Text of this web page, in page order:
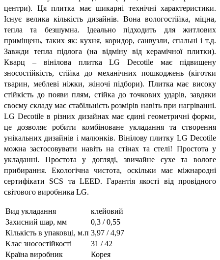
центри). Ця плитка має шикарні технічні характеристики.
Існує велика кількість дизайнів. Вона вологостійка, міцна,
тепла та безшумна. Ідеально підходить для житлових
приміщень, такихяк: кухня, коридор, санвузли, спальні і т.д.
Завжди тепла підлога (на відміну від керамічної плитки).
Кварц – вінілова плитка LG Decotile має підвищену
зносостійкість,стійка до механічних пошкоджень (кіготки
тварин, меблеві ніжки, жіночіпідбори). Плитка має високу
стійкість до появи плям, стійка до точкових ударів, завдяки
своєму складу має стабільність розмірів навіть при нагріванні.
LG Decotile в різних дизайнах має єдині геометричні форми,
це дозволяє робити комбіноване укладання та створення
унікальних дизайнів і малюнків. Вінілову плитку LG Decotile
можназастосовувати навіть на стінах та стелі! Простота у
укладанні. Простота у догляді, звичайне сухе та вологе
прибирання. Екологічна чистота, оскільки має міжнародні
сертифікати SCS та LEED.Гарантія якості від провідного
світового виробника LG.
Вид укладання
клейовий
Захисний шар, мм
0,3 / 0,55
Кількість в упаковці, м.п 3,97 / 4,97
Клас зносостійкості
31 / 42
Країна виробник
Корея